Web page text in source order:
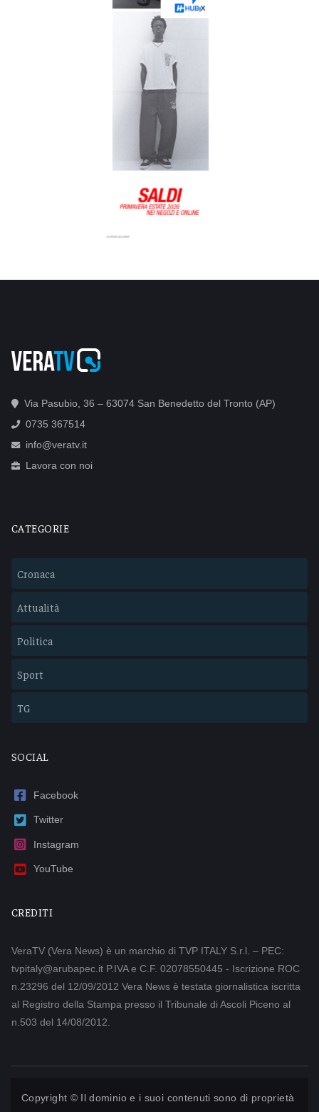
Via Pasubio, 36 – 63074 San Benedetto del Tronto (AP)
0735 367514
info@veratv.it
Lavora con noi
CATEGORIE
Cronaca
Attualità
Politica
Sport
TG
SOCIAL
Facebook
Twitter
Instagram
YouTube
CREDITI
VeraTV (Vera News) è un marchio di TVP ITALY S.r.l. – PEC:
tvpitaly@arubapec.it P.IVA e C.F. 02078550445 - Iscrizione ROC
n.23296 del 12/09/2012 Vera News è testata giornalistica iscritta
al Registro della Stampa presso il Tribunale di Ascoli Piceno al
n.503 del 14/08/2012.
Copyright © Il dominio e i suoi contenuti sono di proprietà